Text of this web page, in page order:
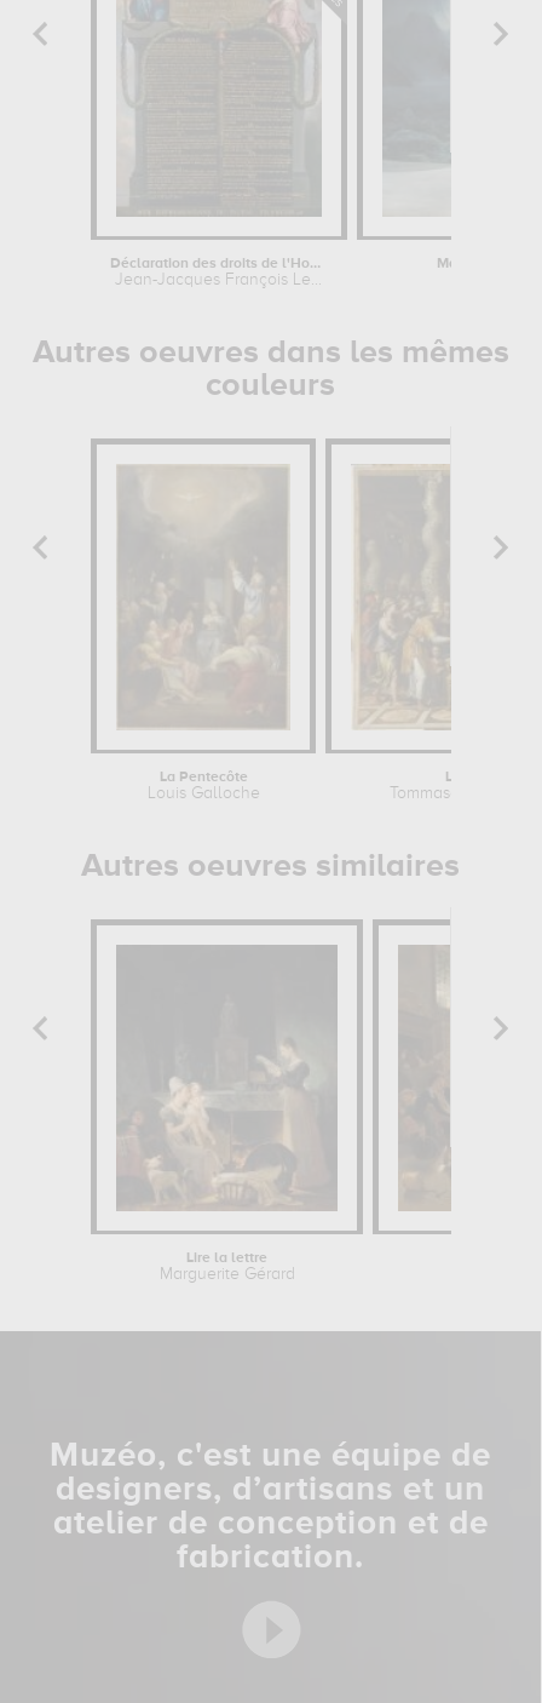
Déclaration des droits de l'Homme et...
Jean-Jacques François Le...
Magdalena
Autres oeuvres dans les mêmes
couleurs
La Pentecôte
Louis Galloche
La
Tommaso di
Autres oeuvres similaires
Lire la lettre
Marguerite Gérard
Muzéo, c'est une équipe de
designers, d’artisans et un
atelier de conception et de
fabrication.